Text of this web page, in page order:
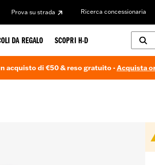
Prova su strada Ricerca concessionaria
DA REGALO SCOPRI H-D
acquisto di €50 & reso gratuito -Acquista